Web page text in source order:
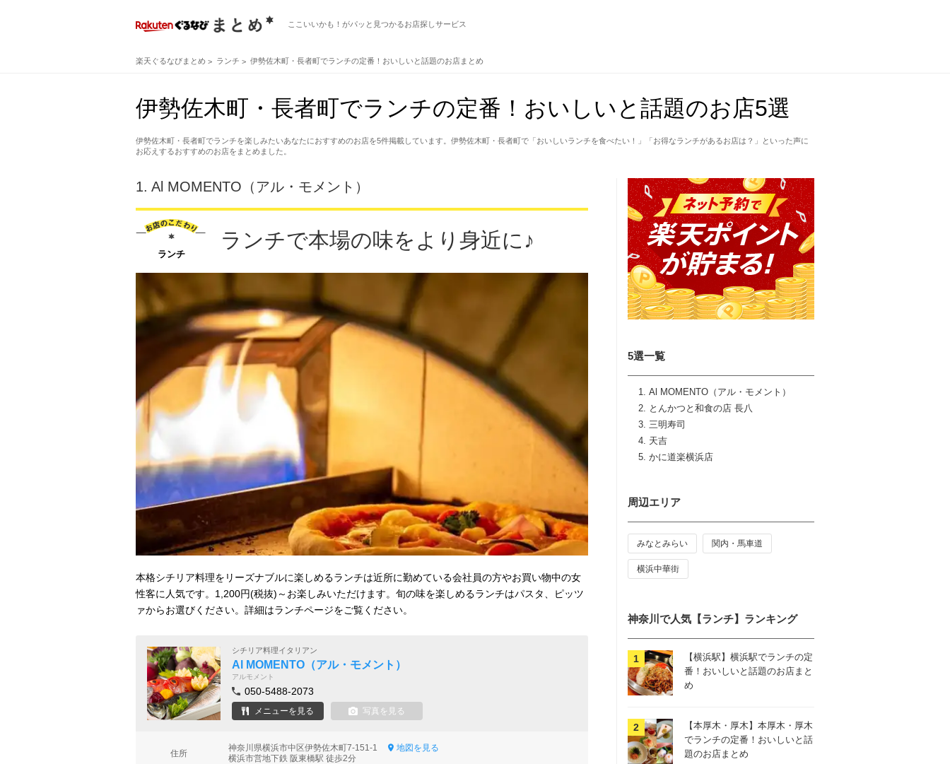
ここいいかも！がパッと見つかるお店探しサービス
楽天ぐるなびまとめ ランチ 伊勢佐木町・長者町でランチの定番！おいしいと話題のお店まとめ
伊勢佐木町・長者町でランチの定番！おいしいと話題のお店5選
伊勢佐木町・長者町でランチを楽しみたいあなたにおすすめのお店を5件掲載しています。伊勢佐木町・長者町で「おいしいランチを食べたい！」「お得なランチがあるお店は？」といった声に
お応えするおすすめのお店をまとめました。
5選一覧
Al MOMENTO（アル・モメント）
とんかつと和食の店 長八
三明寿司
天吉
かに道楽横浜店
1. Al MOMENTO（アル・モメント）
ランチ
ランチで本場の味をより身近に♪
本格シチリア料理をリーズナブルに楽しめるランチは近所に勤めている会社員の方やお買い物中の女
性客に人気です。1,200円(税抜)～お楽しみいただけます。旬の味を楽しめるランチはパスタ、ピッツ
ァからお選びください。詳細はランチページをご覧ください。
シチリア料理イタリアン
Al MOMENTO（アル・モメント）
アルモメント
050-5488-2073
メニューを見る 写真を見る
住所
神奈川県横浜市中区伊勢佐木町7-151-1
地図を見る
横浜市営地下鉄 阪東橋駅 徒歩2分
周辺エリア
みなとみらい 関内・馬車道
横浜中華街
神奈川で人気【ランチ】ランキング
【横浜駅】横浜駅でランチの定
番！おいしいと話題のお店まと
め
【本厚木・厚木】本厚木・厚木
でランチの定番！おいしいと話
題のお店まとめ